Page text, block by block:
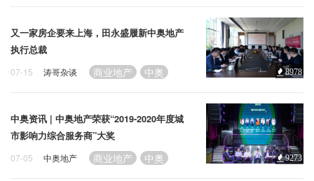
快速搜索
企业招聘
企业会员
关于投稿
广告投放
又一家房企要来上海，田永盛履新中奥地产
执行总裁
07-15 涛哥杂谈 商业地产 中奥 8978
中奥资讯 | 中奥地产荣获“2019-2020年度城
市影响力综合服务商”大奖
07-05 中奥地产 商业地产 中奥 9273